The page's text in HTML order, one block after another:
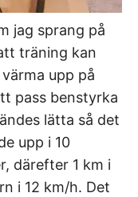
jag sprang på
träning kan
upp på
pass benstyrka
lätta så det
upp i 10
därefter 1 km i
i 12 km/h. Det